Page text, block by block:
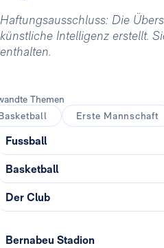
Haftungsausschluss: Die
künstliche Intelligenz erstellt.
enthalten.
Themen
Erste Mannschaft
Fussball
Basketball
Der Club
Bernabeu Stadion